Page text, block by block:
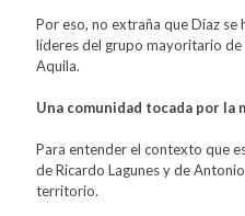
Por eso, no extraña que Díaz
líderes del grupo mayoritario de
Aquila.
Una comunidad tocada por la
Para entender el contexto que
de Ricardo Lagunes y de
territorio.